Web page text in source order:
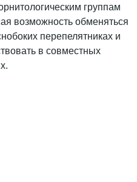
группам
возможность обменяться
перепелятниках и
в совместных